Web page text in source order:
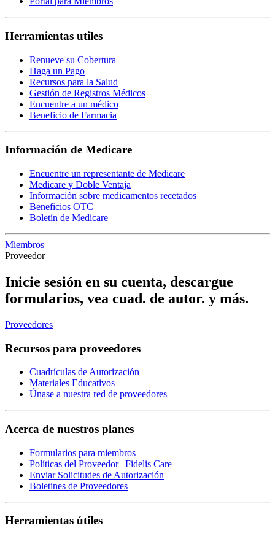
Herramientas utiles
Renueve su Cobertura
Haga un Pago
Recursos para la Salud
Gestión de Registros Médicos
Encuentre a un médico
Beneficio de Farmacia
Información de Medicare
Encuentre un representante de Medicare
Medicare y Doble Ventaja
Información sobre medicamentos recetados
Beneficios OTC
Boletín de Medicare
Miembros
Proveedor
Inicie sesión en su cuenta, descargue
formularios, vea cuad. de autor. y más.
Proveedores
Recursos para proveedores
Cuadrículas de Autorización
Materiales Educativos
Únase a nuestra red de proveedores
Acerca de nuestros planes
Formularios para miembros
Políticas del Proveedor | Fidelis Care
Enviar Solicitudes de Autorización
Boletines de Proveedores
Herramientas útiles